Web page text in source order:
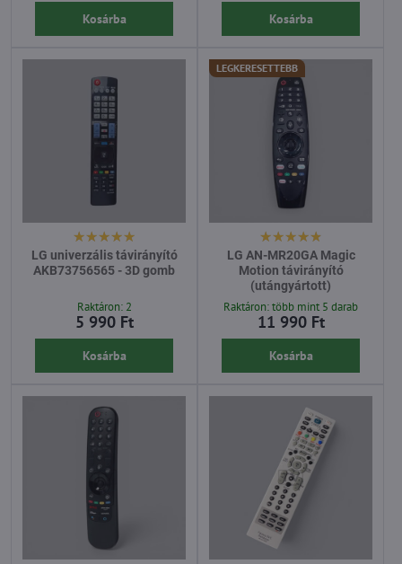
Kosárba Kosárba
LG univerzális távirányító
AKB73756565 - 3D gomb
Raktáron: 2
5 990 Ft
Kosárba
LEGKERESETTEBB
LG AN-MR20GA Magic
Motion távirányító
(utángyártott)
Raktáron: több mint 5 darab
11 990 Ft
Kosárba